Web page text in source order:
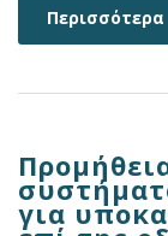
Περισσότερα
για